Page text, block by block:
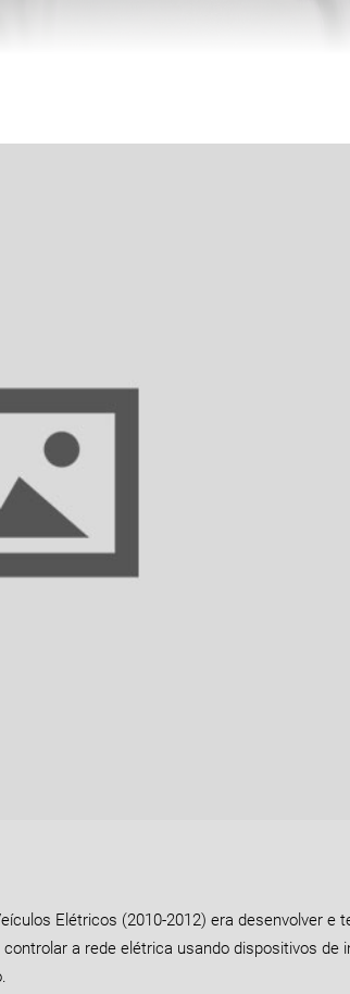
Elétricos (2010-2012) era desenvolver e
a rede elétrica usando dispositivos de